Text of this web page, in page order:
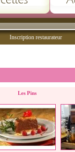
Inscription restaurateur
Les Pins